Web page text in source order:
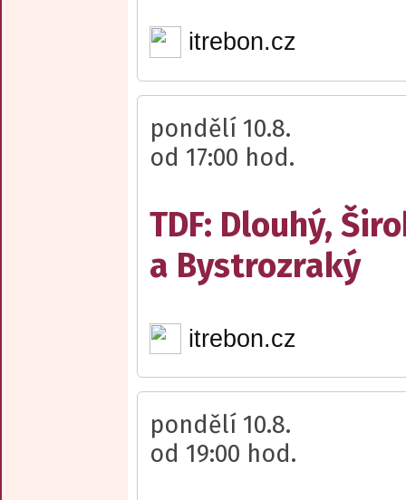
itrebon.cz
pondělí 10.8.
od 17:00 hod.
TDF: Dlouhý,
a Bystrozraký
itrebon.cz
pondělí 10.8.
od 19:00 hod.